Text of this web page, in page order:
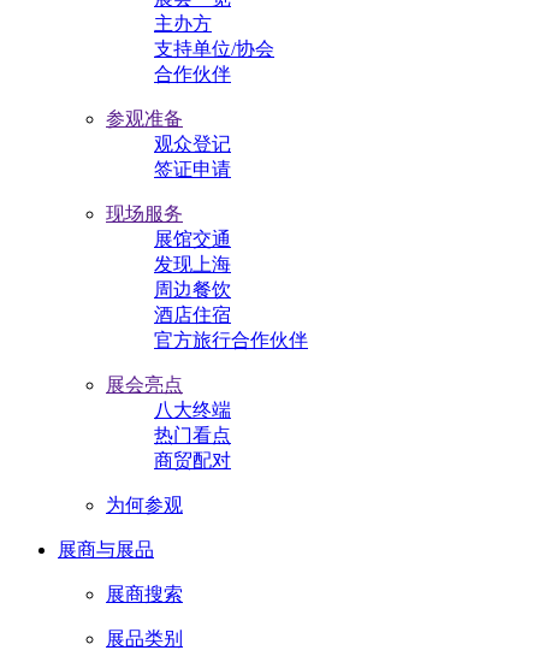
主办方
支持单位/协会
合作伙伴
参观准备
观众登记
签证申请
现场服务
展馆交通
发现上海
周边餐饮
酒店住宿
官方旅行合作伙伴
展会亮点
八大终端
热门看点
商贸配对
为何参观
展商与展品
展商搜索
展品类别